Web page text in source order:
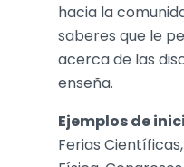
hacia la
saberes que le
acerca de las
enseña.
Ejemplos de
Ferias